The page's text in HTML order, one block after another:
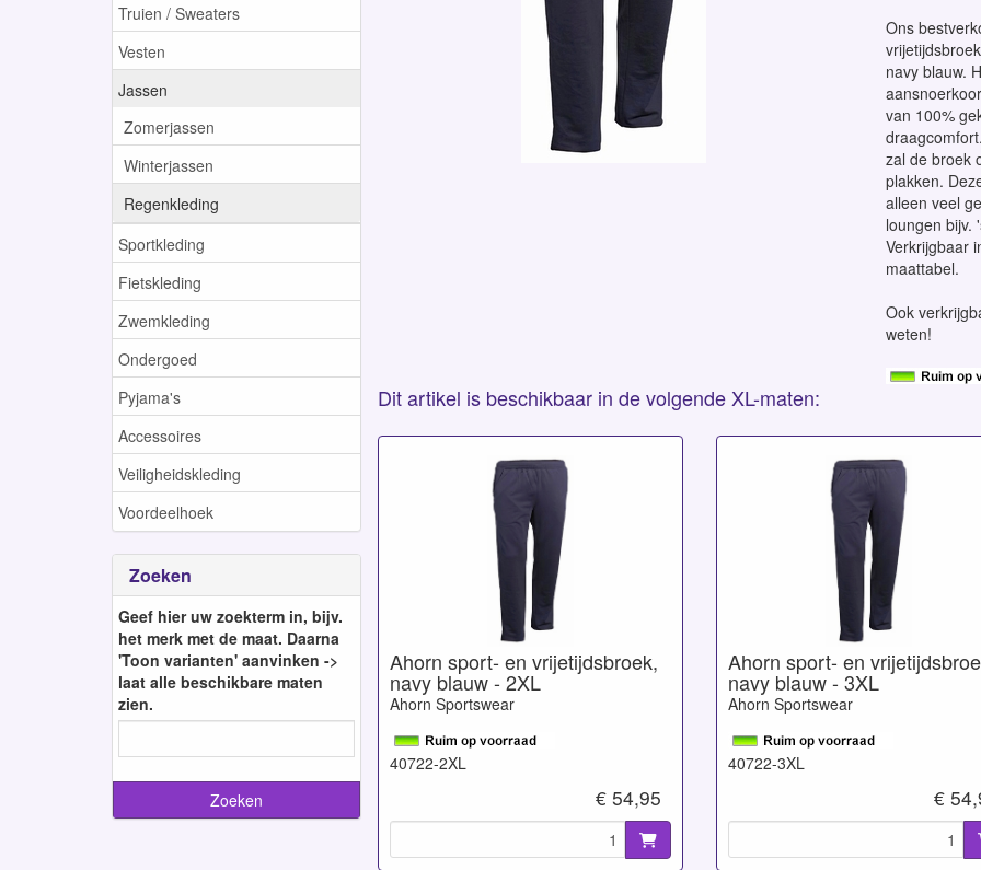
Truien / Sweaters
Vesten
Jassen
Zomerjassen
Winterjassen
Regenkleding
Sportkleding
Fietskleding
Zwemkleding
Ondergoed
Pyjama's
Accessoires
Veiligheidskleding
Voordeelhoek
Zoeken
Geef hier uw zoekterm in, bijv.
het merk met de maat. Daarna
'Toon varianten' aanvinken ->
laat alle beschikbare maten
zien.
Ons
navy blauw.
van 100%
zal de broek
plakken.
alleen veel
loungen bijv.
Verkrijgbaar
maattabel.
Ook
weten!
Dit artikel is beschikbaar in de volgende XL-maten:
Ahorn sport- en vrijetijdsbroek,
navy blauw - 2XL
Ahorn Sportswear
40722-2XL
€ 54,95
Ahorn sport- en
navy blauw - 3XL
Ahorn Sportswear
40722-3XL
€